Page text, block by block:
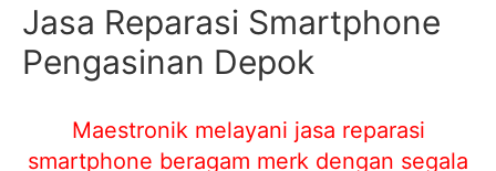
Jasa Reparasi Smartphone
Pengasinan Depok
Maestronik melayani jasa reparasi
smartphone beragam merk dengan segala